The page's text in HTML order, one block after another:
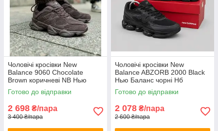
Чоловічі кросівки New
Balance 9060 Chocolate
Brown коричневі NB Нью
Баланс НБ замшеві
Готово до відправки
2 698 ₴/пара
3 400 ₴/пара
Чоловічі кросівки New
Balance ABZORB 2000 Black
Нью Баланс чорні Нб
текстиль демісезон
Готово до відправки
2 078 ₴/пара
2 600 ₴/пара